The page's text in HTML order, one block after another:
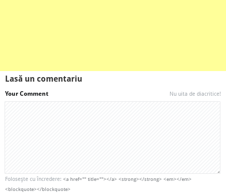
Lasă un comentariu
Your Comment Nu uita de diacritice!
Foloseşte cu încredere: <a href="" title=""></a> <strong></strong> <em></em>
<blockquote></blockquote>